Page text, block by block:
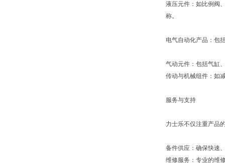
液压元件：如比例阀
称。
电气自动化产品：包
气动元件：包括气缸
传动与机械组件：如
服务与支持
力士乐不仅注重产品
备件供应：确保快速
维修服务：专业的维